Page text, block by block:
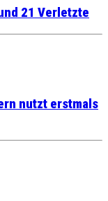
21 Verletzte
nutzt erstmals